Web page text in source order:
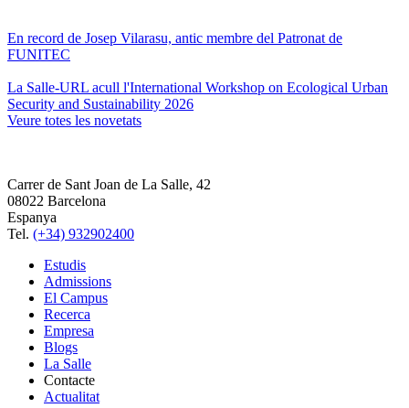
En record de Josep Vilarasu, antic membre del Patronat de
FUNITEC
La Salle-URL acull l'International Workshop on Ecological Urban
Security and Sustainability 2026
Veure totes les novetats
Carrer de Sant Joan de La Salle, 42
08022 Barcelona
Espanya
Tel. (+34) 932902400
Estudis
Admissions
El Campus
Recerca
Empresa
Blogs
La Salle
Contacte
Actualitat